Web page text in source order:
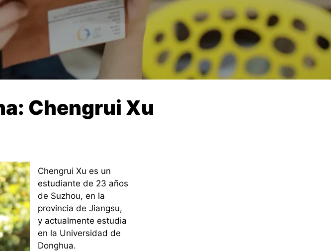
Chengrui Xu
Chengrui Xu es un
estudiante de 23 años
de Suzhou, en la
provincia de Jiangsu,
y actualmente estudia
en la Universidad de
Donghua.